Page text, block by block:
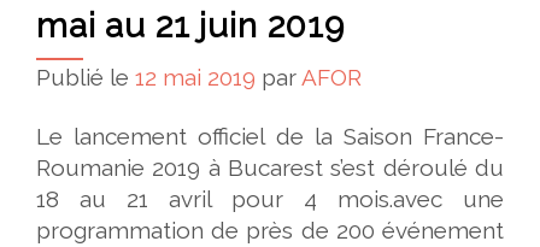
mai au 21 juin 2019
Publié le 12 mai 2019 par AFOR
Le lancement officiel de la Saison France-
Roumanie 2019 à Bucarest s’est déroulé du
18 au 21 avril pour 4 mois.avec une
programmation de près de 200 événement